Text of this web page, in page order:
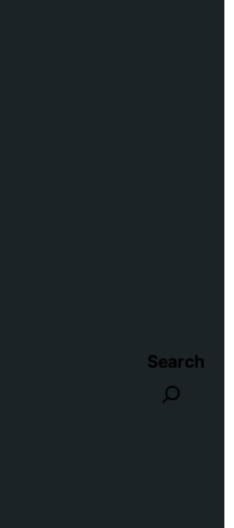
Search